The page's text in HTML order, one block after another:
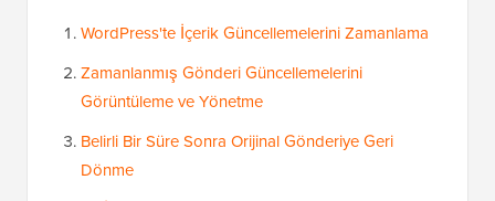
WordPress'te İçerik Güncellemelerini Zamanlama
Zamanlanmış Gönderi Güncellemelerini
Görüntüleme ve Yönetme
Belirli Bir Süre Sonra Orijinal Gönderiye Geri
Dönme